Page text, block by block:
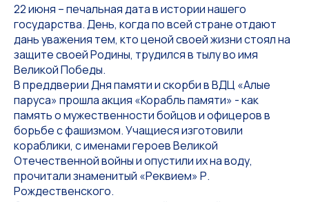
22 июня – печальная дата в истории нашего
государства. День, когда по всей стране отдают
дань уважения тем, кто ценой своей жизни стоял на
защите своей Родины, трудился в тылу во имя
Великой Победы.
В преддверии Дня памяти и скорби в ВДЦ «Алые
паруса» прошла акция «Корабль памяти» - как
память о мужественности бойцов и офицеров в
борьбе с фашизмом. Учащиеся изготовили
кораблики, с именами героев Великой
Отечественной войны и опустили их на воду,
прочитали знаменитый «Реквием» Р.
Рождественского.